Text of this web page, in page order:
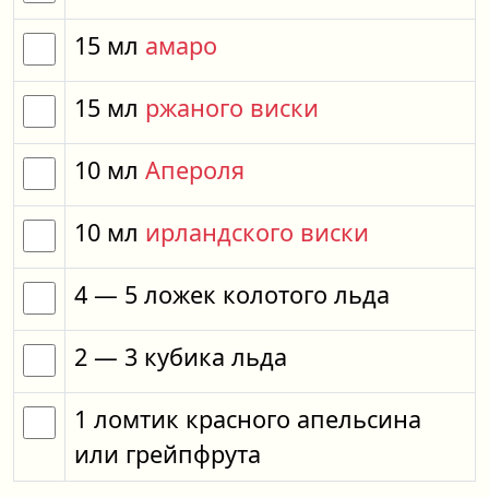
15 мл амаро
15 мл ржаного виски
10 мл Апероля
10 мл ирландского виски
4 — 5 ложек колотого льда
2 — 3 кубика льда
1 ломтик красного апельсина
или грейпфрута